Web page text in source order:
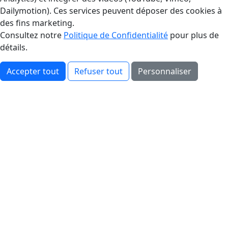
Dailymotion). Ces services peuvent déposer des cookies à
des fins marketing.
Consultez notre Politique de Confidentialité pour plus de
détails.
Accepter tout Refuser tout Personnaliser